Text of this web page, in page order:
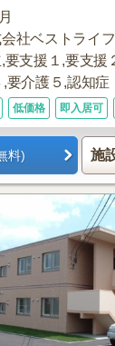
社ベストライ
要支援１,要支援
要介護５,認知症
低価格 即入居可
料) 施